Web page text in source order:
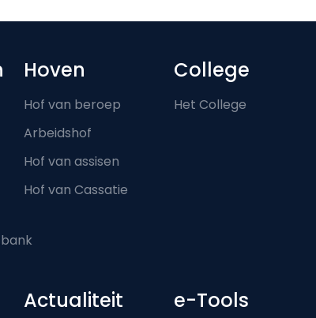
Hoven
Hof van beroep
Arbeidshof
Hof van assisen
Hof van Cassatie
College
Het College
Actualiteit e-Tools